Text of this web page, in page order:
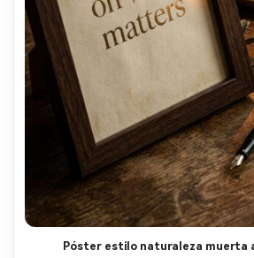
Póster estilo naturaleza muerta